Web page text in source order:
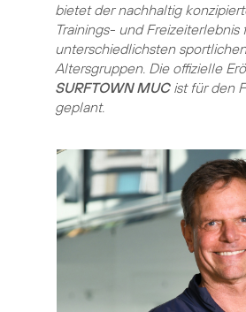
bietet der nachhaltig
Trainings- und Freizeiterlebnis
unterschiedlichsten
Altersgruppen. Die offizielle
SURFTOWN MUCist für den
geplant.